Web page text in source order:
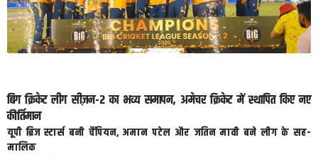
बिग क्रिकेट लीग सीज़न-2 का भव्य समापन, अमेचर क्रिकेट में स्थापित किए नए
कीर्तिमान
यूपी ब्रिज स्टार्स बनी चैंपियन, अमान पटेल और जतिन मावी बने लीग के सह-
मालिक